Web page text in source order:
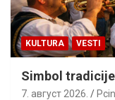
KULTURA VESTI
Simbol
7. август 2026.